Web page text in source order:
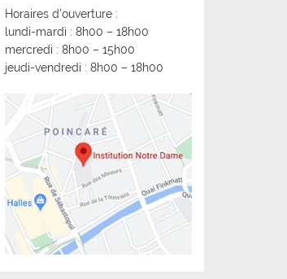
Horaires d’ouverture :
lundi-mardi : 8h00 – 18h00
mercredi : 8h00 – 15h00
jeudi-vendredi : 8h00 – 18h00